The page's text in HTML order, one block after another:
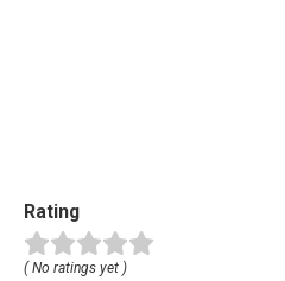
Rating
( No ratings yet )